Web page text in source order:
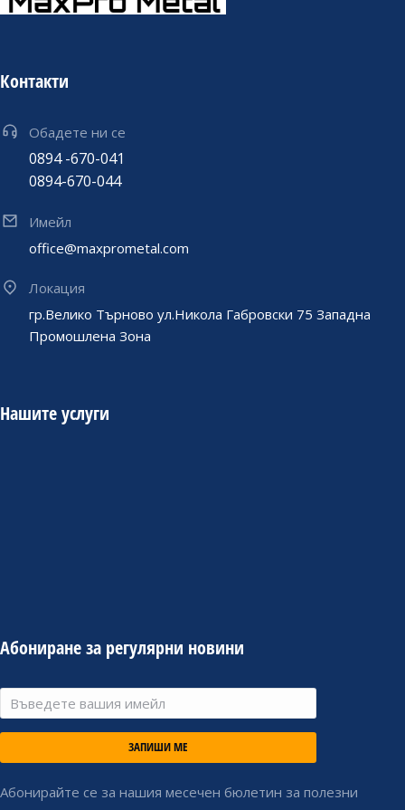
Контакти
Обадете ни се
0894 -670-041
0894-670-044
Имейл
office@maxprometal.com
Локация
гр.Велико Търново ул.Никола Габровски 75 Западна
Промошлена Зона
Нашите услуги
Абониране за регулярни новини
ЗАПИШИ МЕ
Абонирайте се за нашия месечен бюлетин за полезни